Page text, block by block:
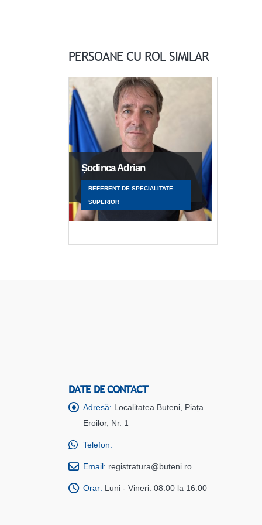
PERSOANE CU ROL SIMILAR
Șodinca Adrian
REFERENT DE SPECIALITATE
SUPERIOR
DATE DE CONTACT
Adresă: Localitatea Buteni, Piața
Eroilor, Nr. 1
Telefon:
Email: registratura@buteni.ro
Orar: Luni - Vineri: 08:00 la 16:00